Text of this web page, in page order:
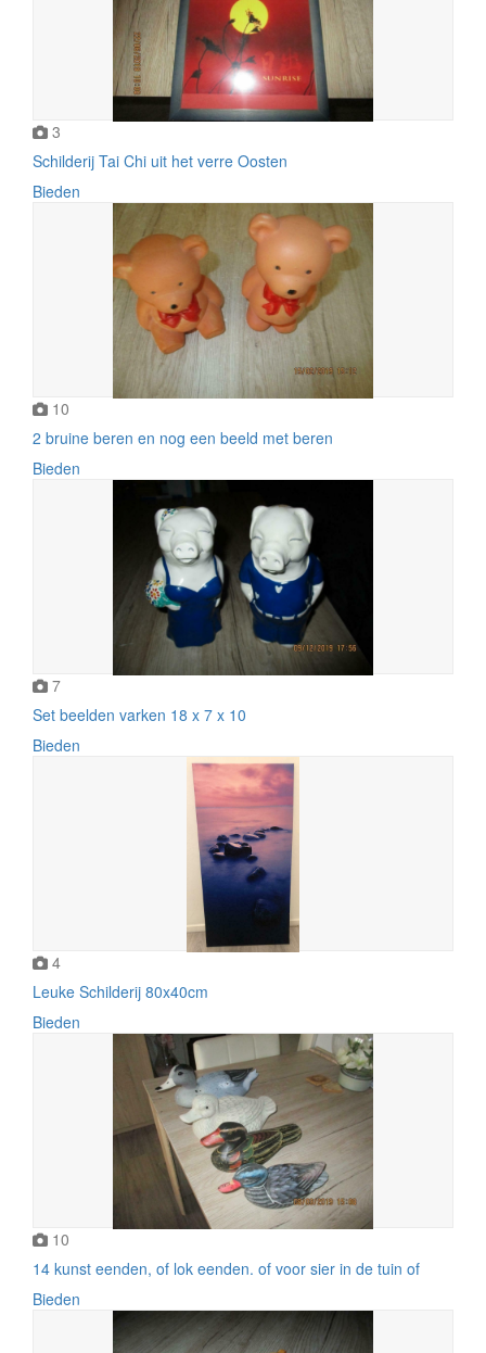
3
Schilderij Tai Chi uit het verre Oosten
Bieden
10
2 bruine beren en nog een beeld met beren
Bieden
7
Set beelden varken 18 x 7 x 10
Bieden
4
Leuke Schilderij 80x40cm
Bieden
10
14 kunst eenden, of lok eenden. of voor sier in de tuin of
Bieden